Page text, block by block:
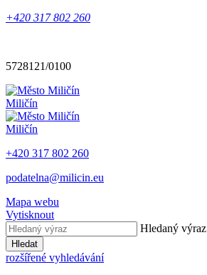
+420 317 802 260
5728121/0100
Miličín
Miličín
+420 317 802 260
podatelna@milicin.eu
Mapa webu
Vytisknout
Hledaný výraz
Hledat
rozšířené vyhledávání